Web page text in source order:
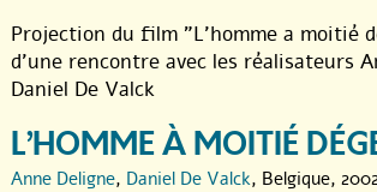
Projection du film "L’homme a moitié
d’une rencontre avec les réalisateurs
Daniel De Valck
L’HOMME À MOITIÉ
Anne Deligne, Daniel De Valck, Belgique,